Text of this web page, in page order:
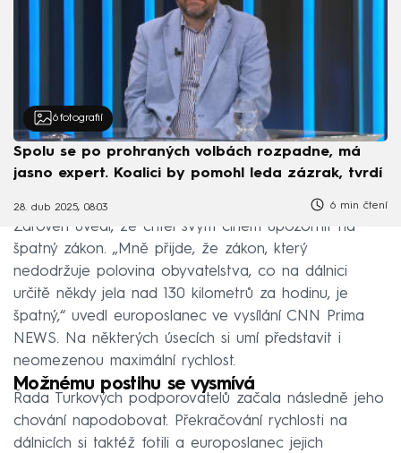
6 fotografií
Spolu se po prohraných volbách rozpadne, má
jasno expert. Koalici by pomohl leda zázrak, tvrdí
28. dub 2025, 08:03 6 min čtení
Zároveň uvedl, že chtěl svým činem upozornit na
špatný zákon. „Mně přijde, že zákon, který
nedodržuje polovina obyvatelstva, co na dálnici
určitě někdy jela nad 130 kilometrů za hodinu, je
špatný,“ uvedl europoslanec ve vysílání CNN Prima
NEWS. Na některých úsecích si umí představit i
neomezenou maximální rychlost.
Možnému postihu se vysmívá
Řada Turkových podporovatelů začala následně jeho
chování napodobovat. Překračování rychlosti na
dálnicích si taktéž fotili a europoslanec jejich